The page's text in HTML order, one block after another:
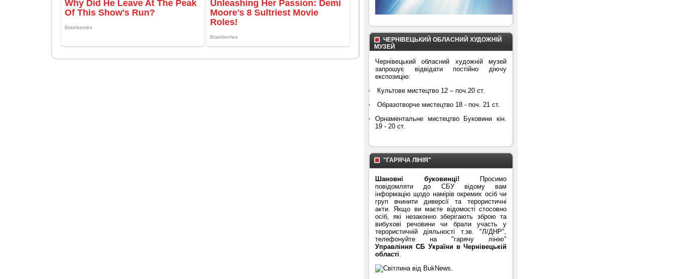
ЧЕРНІВЕЦЬКИЙ ОБЛАСНИЙ ХУДОЖНІЙ
МУЗЕЙ
Чернівецький обласний художній музей
запрошує відвідати постійно діючу
експозицію:
Культове мистецтво 12 – поч.20 ст.
Образотворче мистецтво 18 - поч. 21 ст.
Орнаментальне мистецтво Буковини кін.
19 - 20 ст.
"ГАРЯЧА ЛІНІЯ"
Шановні буковинці! Просимо
повідомляти до СБУ відому вам
інформацію щодо намірів окремих осіб чи
груп вчинити диверсії та терористичні
акти. Якщо ви маєте відомості стосовно
осіб, які незаконно зберігають зброю та
вибухові речовини чи брали участь у
терористичній діяльності т.зв. "Л/ДНР",
телефонуйте на "гарячу лінію"
Управління СБ України в Чернівецькій
області